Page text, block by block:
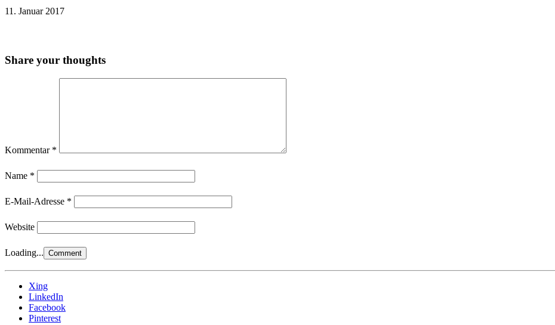
11. Januar 2017
Share your thoughts
Kommentar *
Name *
E-Mail-Adresse *
Website
Loading...
Xing
LinkedIn
Facebook
Pinterest